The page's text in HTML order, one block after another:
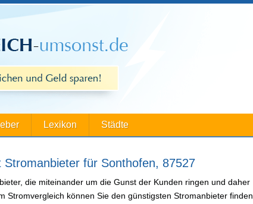
Lexikon Städte
für Sonthofen, 87527
die miteinander um die Gunst der Kunden ringen und daher
Stromvergleich können Sie den günstigsten Stromanbieter finden